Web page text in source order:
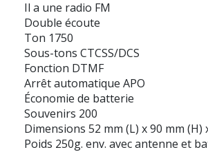
Il a une radio FM
Double écoute
Ton 1750
Sous-tons CTCSS/DCS
Fonction DTMF
Arrêt automatique APO
Économie de batterie
Souvenirs 200
Dimensions 52 mm (L) x 90 mm (H)
Poids 250g. env. avec antenne et